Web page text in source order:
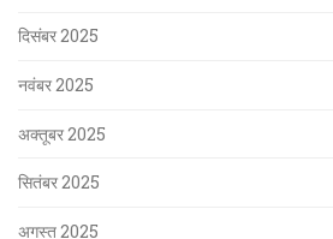
दिसंबर 2025
नवंबर 2025
अक्तूबर 2025
सितंबर 2025
अगस्त 2025